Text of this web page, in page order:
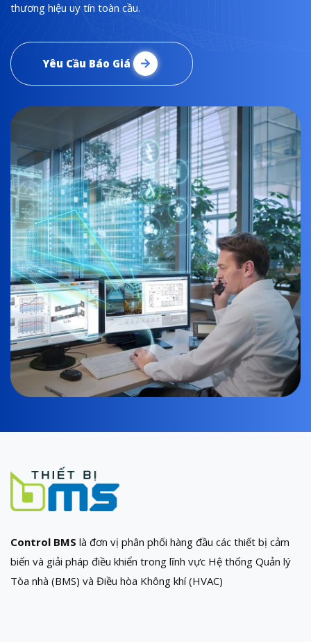
thương hiệu uy tín toàn cầu.
Yêu Cầu Báo Giá
Control BMS là đơn vị phân phối hàng đầu các thiết bị cảm
biến và giải pháp điều khiển trong lĩnh vực Hệ thống Quản lý
Tòa nhà (BMS) và Điều hòa Không khí (HVAC)